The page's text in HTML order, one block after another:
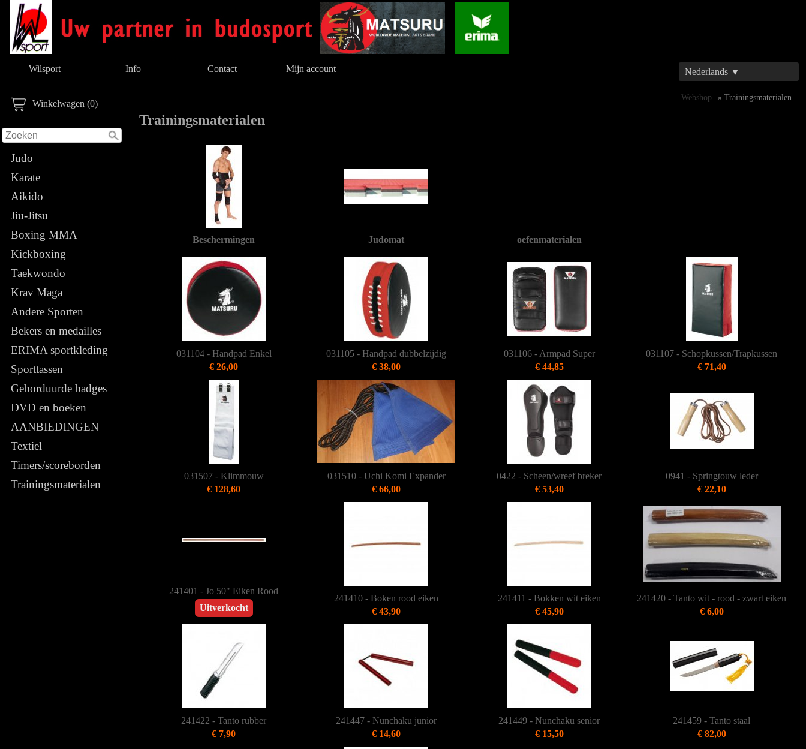
Nederlands ▼
Wilsport Info Contact Mijn account
Winkelwagen (0)
Judo
Karate
Aikido
Jiu-Jitsu
Boxing MMA
Kickboxing
Taekwondo
Krav Maga
Andere Sporten
Bekers en medailles
ERIMA sportkleding
Sporttassen
Geborduurde badges
DVD en boeken
AANBIEDINGEN
Textiel
Timers/scoreborden
Trainingsmaterialen
Webshop » Trainingsmaterialen
Trainingsmaterialen
Beschermingen Judomat oefenmaterialen
031104 - Handpad Enkel
€ 26,00
031105 - Handpad dubbelzijdig
€ 38,00
031106 - Armpad Super
€ 44,85
031107 - Schopkussen/Trapkussen
€ 71,40
031507 - Klimmouw
€ 128,60
031510 - Uchi Komi Expander
€ 66,00
0422 - Scheen/wreef breker
€ 53,40
0941 - Springtouw leder
€ 22,10
241401 - Jo 50" Eiken Rood
Uitverkocht
241410 - Boken rood eiken
€ 43,90
241411 - Bokken wit eiken
€ 45,90
241420 - Tanto wit - rood - zwart eiken
€ 6,00
241422 - Tanto rubber
€ 7,90
241447 - Nunchaku junior
€ 14,60
241449 - Nunchaku senior
€ 15,50
241459 - Tanto staal
€ 82,00